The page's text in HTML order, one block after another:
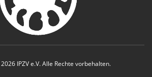
IPZV e.V. Alle Rechte vorbehalten.